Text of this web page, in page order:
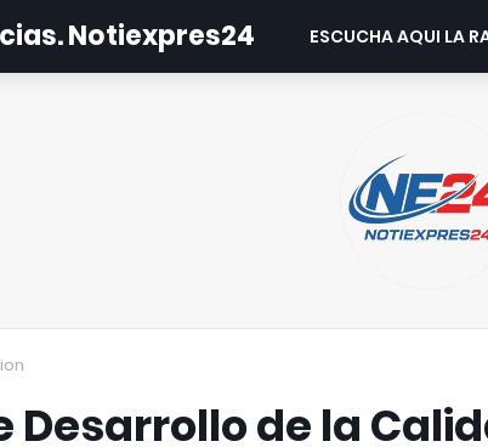
Notiexpres24 ESCUCHA AQUI LA
Desarrollo de la